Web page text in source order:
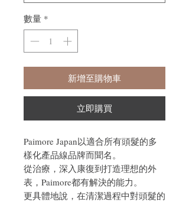
數量 *
新增至購物車
立即購買
Paimore Japan以適合所有頭髮的多
樣化產品線品牌而聞名。
從治療，深入康復到打造理想的外
表，Paimore都有解決的能力。
更具體地說，在清潔過程中對頭髮的